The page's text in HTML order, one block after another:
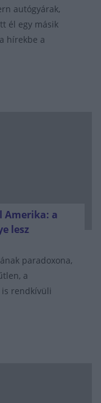
autógyárak,
él egy másik
hírekbe a
Amerika: a
lesz
paradoxona,
a
rendkívüli